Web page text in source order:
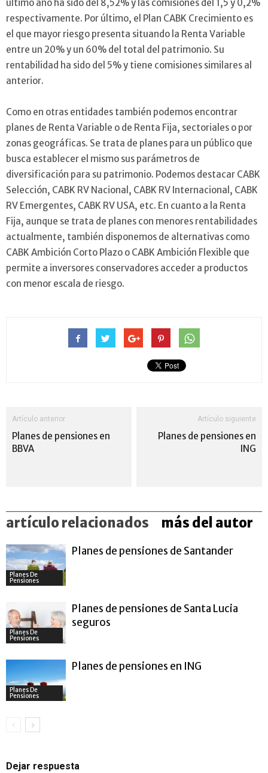
último año ha sido del 8,52% y las comisiones del 1,5 y 0,2%
respectivamente. Por último, el Plan CABK Crecimiento es
el que mayor riesgo presenta situando la Renta Variable
entre un 20% y un 60% del total del patrimonio. Su
rentabilidad ha sido del 5% y tiene comisiones similares al
anterior.
Como en otras entidades también podemos encontrar
planes de Renta Variable o de Renta Fija, sectoriales o por
zonas geográficas. Se trata de planes para un público que
busca establecer el mismo sus parámetros de
diversificación para su patrimonio. Podemos destacar CABK
Selección, CABK RV Nacional, CABK RV Internacional, CABK
RV Emergentes, CABK RV USA, etc. En cuanto a la Renta
Fija, aunque se trata de planes con menores rentabilidades
actualmente, también disponemos de alternativas como
CABK Ambición Corto Plazo o CABK Ambición Flexible que
permite a inversores conservadores acceder a productos
con menor escala de riesgo.
Artículo anterior
Planes de pensiones en
BBVA
Artículo siguiente
Planes de pensiones en
ING
artículo relacionados más del autor
Planes De
Pensiones
Planes de pensiones de Santander
Planes De
Pensiones
Planes de pensiones de Santa Lucia
seguros
Planes De
Pensiones
Planes de pensiones en ING
Dejar respuesta